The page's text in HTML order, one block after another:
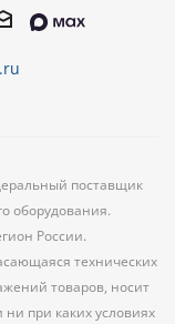
поставщик
оборудования.
России.
технических
товаров, носит
при каких условиях